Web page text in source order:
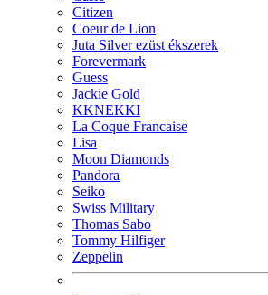
Citizen
Coeur de Lion
Juta Silver ezüst ékszerek
Forevermark
Guess
Jackie Gold
KKNEKKI
La Coque Francaise
Lisa
Moon Diamonds
Pandora
Seiko
Swiss Military
Thomas Sabo
Tommy Hilfiger
Zeppelin